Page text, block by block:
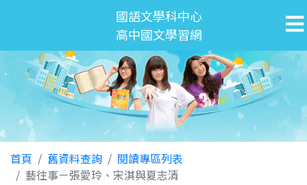
國語文學科中心
高中國文學習網
首頁 舊資料查詢
閱讀專區列表
藝往事－張愛玲、宋淇與夏志清